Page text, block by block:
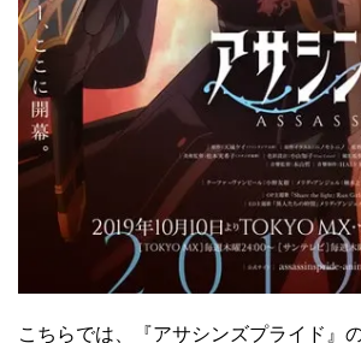
こちらでは、『アサシンズプライド』